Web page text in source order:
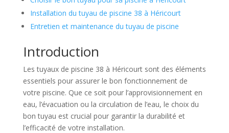
Installation du tuyau de piscine 38 à Héricourt
Entretien et maintenance du tuyau de piscine
Introduction
Les tuyaux de piscine 38 à Héricourt sont des éléments
essentiels pour assurer le bon fonctionnement de
votre piscine. Que ce soit pour l’approvisionnement en
eau, l’évacuation ou la circulation de l’eau, le choix du
bon tuyau est crucial pour garantir la durabilité et
l’efficacité de votre installation.